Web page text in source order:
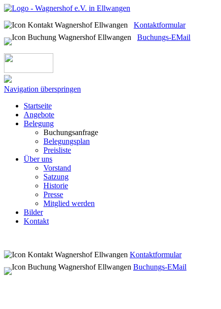
Kontaktformular
Buchungs-EMail
Navigation überspringen
Startseite
Angebote
Belegung
Buchungsanfrage
Belegungsplan
Preisliste
Über uns
Vorstand
Satzung
Historie
Presse
Mitglied werden
Bilder
Kontakt
Kontaktformular
Buchungs-EMail